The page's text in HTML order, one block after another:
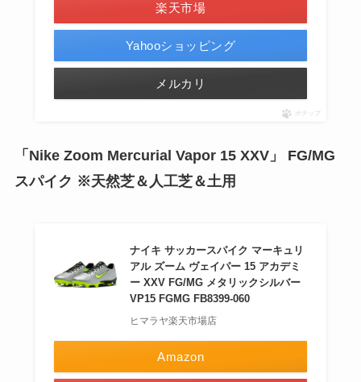
楽天市場
Yahooショッピング
メルカリ
ポチップ
「Nike Zoom Mercurial Vapor 15 XXV」 FG/MG
スパイク ※天然芝＆人工芝＆土用
ナイキ サッカースパイク マーキュリ
アル ズーム ヴェイパー 15 アカデミ
ー XXV FG/MG メタリックシルバー
VP15 FGMG FB8399-060
ヒマラヤ楽天市場店
Amazon